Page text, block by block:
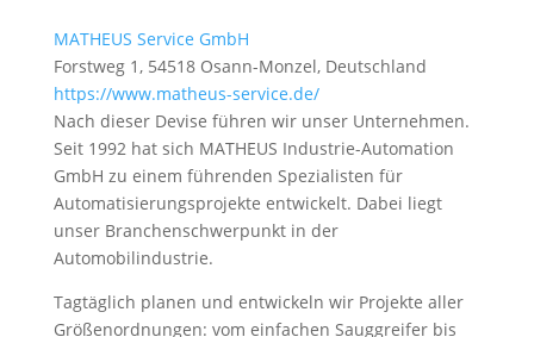
MATHEUS Service GmbH
Forstweg 1, 54518 Osann-Monzel, Deutschland
https://www.matheus-service.de/
Nach dieser Devise führen wir unser Unternehmen.
Seit 1992 hat sich MATHEUS Industrie-Automation
GmbH zu einem führenden Spezialisten für
Automatisierungsprojekte entwickelt. Dabei liegt
unser Branchenschwerpunkt in der
Automobilindustrie.
Tagtäglich planen und entwickeln wir Projekte aller
Größenordnungen: vom einfachen Sauggreifer bis